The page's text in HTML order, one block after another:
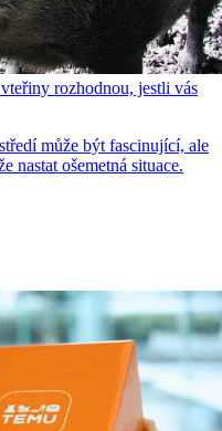
rozhodnou, jestli vás
může být fascinující, ale
nastat ošemetná situace.